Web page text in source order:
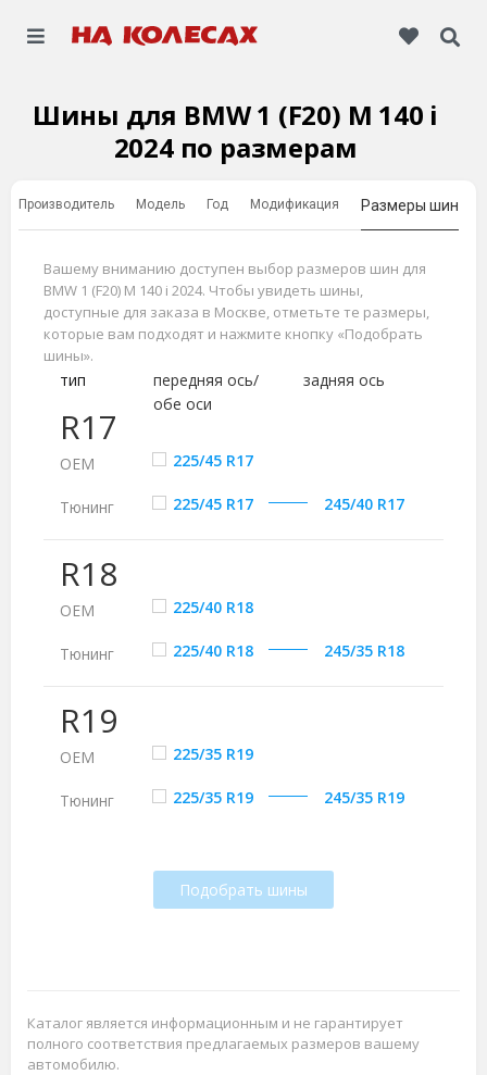
Шины для BMW 1 (F20) M 140 i
2024 по размерам
Производитель Модель Год Модификация Размеры шин
Вашему вниманию доступен выбор размеров шин для
BMW 1 (F20) M 140 i 2024. Чтобы увидеть шины,
доступные для заказа в Москве, отметьте те размеры,
которые вам подходят и нажмите кнопку «Подобрать
шины».
R17
тип
передняя ось/
обе оси
задняя ось
ОЕМ 225/45 R17
Тюнинг 225/45 R17 245/40 R17
R18
ОЕМ 225/40 R18
Тюнинг 225/40 R18 245/35 R18
R19
ОЕМ 225/35 R19
Тюнинг 225/35 R19 245/35 R19
Подобрать шины
Каталог является информационным и не гарантирует
полного соответствия предлагаемых размеров вашему
автомобилю.